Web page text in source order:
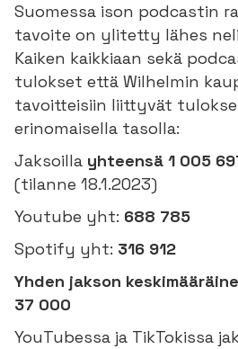
Suomessa ison podcastin
tavoite on ylitetty lähes
Kaiken kaikkiaan sekä
tulokset että Wilhelmin
tavoitteisiin liittyvät
erinomaisella tasolla:
Jaksoilla yhteensä 1 005
(tilanne 18.1.2023)
Youtube yht: 688 785
Spotify yht: 316 912
Yhden jakson
37 000
YouTubessa ja TikTokissa